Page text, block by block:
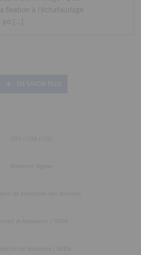
la fixation à l'échafaudage
po [...]
CGV / CGA / CGS
Mentions légales
de protection des données
et Assistance | GEDA
de Solutions | GEDA